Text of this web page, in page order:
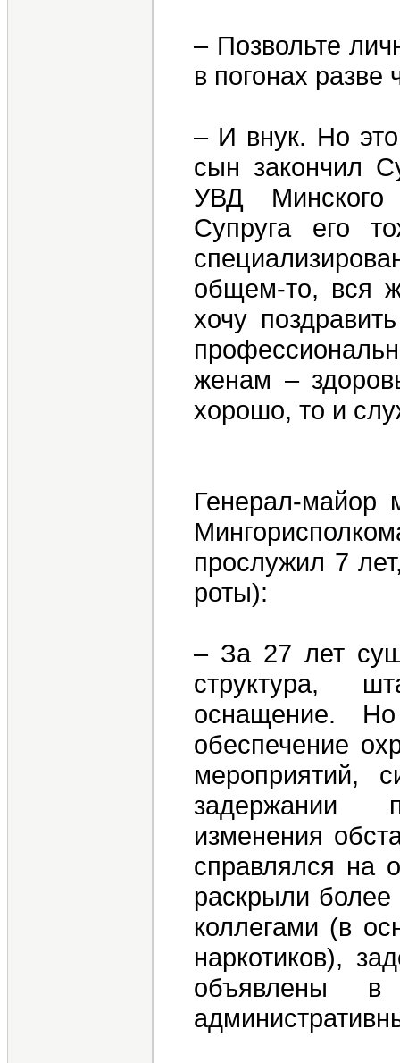
– Позвольте
в погонах разве
– И внук. Но
сын закончил
УВД Минского
Супруга его
общем-то, вся
хочу
женам –
хорошо, то и
Генерал-
прослужил 7
роты):
– За 27 лет
структура,
оснащение.
обеспечение
мероприятий,
задержании
изменения
справлялся на
раскрыли
коллегами (в
наркотиков),
объявлены